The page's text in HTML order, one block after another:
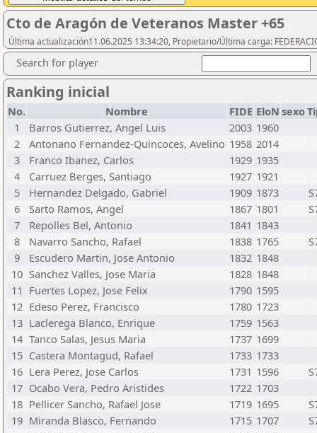
Cto de Aragón de Veteranos Master +65
Última actualización11.06.2025 13:34:20, Propietario/Última carga:
Search for player
Ranking inicial
No. Nombre FIDE EloN sexo
1
Barros Gutierrez, Angel Luis 2003 1960
2
Antonano Fernandez-Quincoces, Avelino 1958 2014
3
Franco Ibanez, Carlos 1929 1935
4
Carruez Berges, Santiago 1927 1921
5
Hernandez Delgado, Gabriel 1909 1873
6
Sarto Ramos, Angel 1867 1801
7
Repolles Bel, Antonio 1841 1843
8
Navarro Sancho, Rafael 1838 1765
9
Escudero Martin, Jose Antonio 1832 1848
10 Sanchez Valles, Jose Maria 1828 1848
11 Fuertes Lopez, Jose Felix 1790 1595
12 Edeso Perez, Francisco 1780 1723
13 Laclerega Blanco, Enrique 1759 1563
14 Tanco Salas, Jesus Maria 1737 1699
15 Castera Montagud, Rafael 1733 1733
16 Lera Perez, Jose Carlos 1731 1596
17 Ocabo Vera, Pedro Aristides 1722 1703
18 Pellicer Sancho, Rafael Jose 1719 1695
19 Miranda Blasco, Fernando 1715 1707